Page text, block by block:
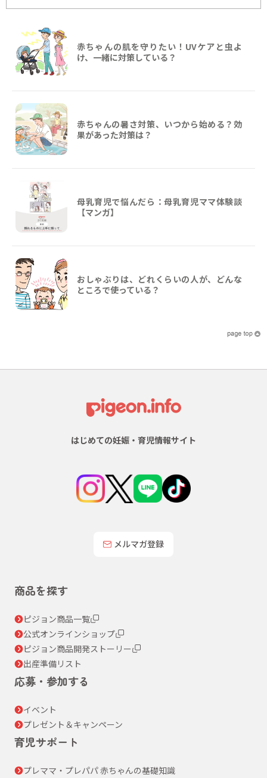
赤ちゃんの肌を守りたい！UVケアと虫よ
け、一緒に対策している？
赤ちゃんの暑さ対策、いつから始める？効
果があった対策は？
母乳育児で悩んだら：母乳育児ママ体験談
【マンガ】
おしゃぶりは、どれくらいの人が、どんな
ところで使っている？
はじめての妊娠・育児情報サイト
メルマガ登録
商品を探す
ピジョン商品一覧
公式オンラインショップ
ピジョン商品開発ストーリー
出産準備リスト
応募・参加する
イベント
プレゼント＆キャンペーン
育児サポート
プレママ・プレパパ 赤ちゃんの基礎知識